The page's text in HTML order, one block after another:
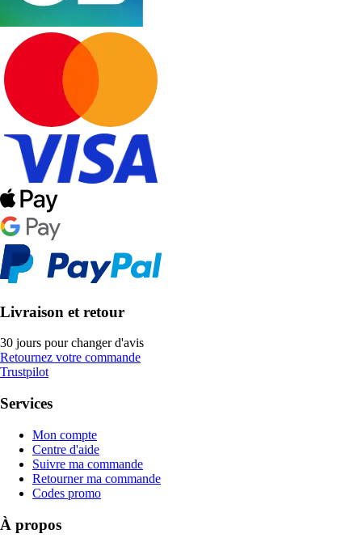
Livraison et retour
30 jours pour changer d'avis
Retournez votre commande
Trustpilot
Services
Mon compte
Centre d'aide
Suivre ma commande
Retourner ma commande
Codes promo
À propos